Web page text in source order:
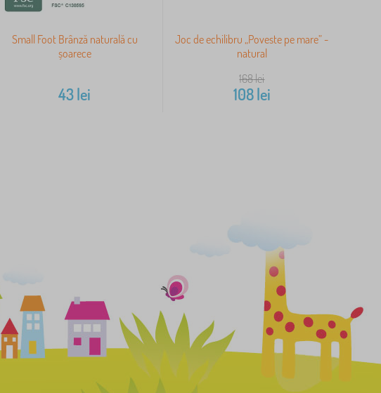
Small Foot Brânză naturală cu
șoarece
43lei
Joc de echilibru „Poveste pe mare” -
natural
168lei
108lei